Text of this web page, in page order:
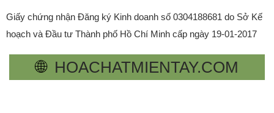
Giấy chứng nhận Đăng ký Kinh doanh số 0304188681 do Sở Kế
hoạch và Đầu tư Thành phố Hồ Chí Minh cấp ngày 19-01-2017
🌐 HOACHATMIENTAY.COM